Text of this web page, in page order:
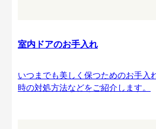
室内ドアのお手入れ
いつまでも美しく保つためのお手入
時の対処方法などをご紹介します。